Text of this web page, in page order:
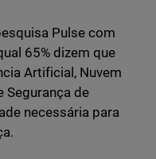
Pulse com
65% dizem que
Artificial, Nuvem
Segurança de
necessária para